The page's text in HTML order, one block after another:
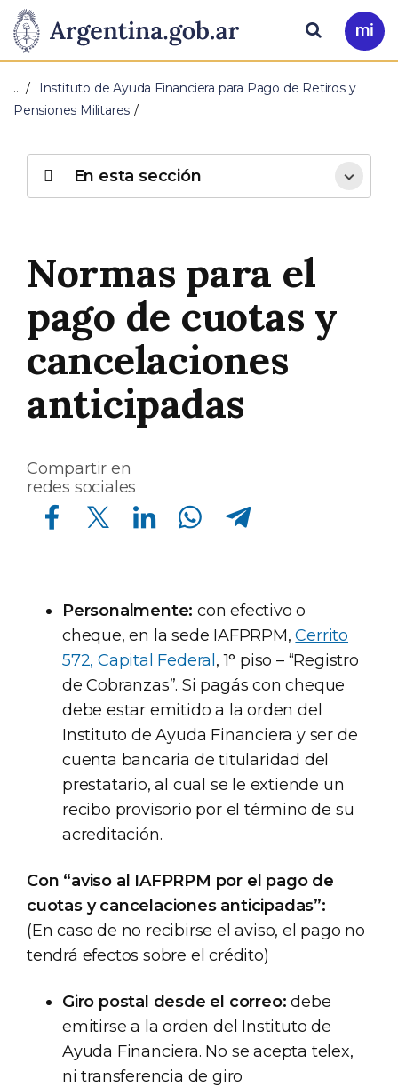
Presidencia
de
la
Nación
Pasar al contenido principal
Ir
a
Buscar
…
Instituto de Ayuda Financiera para Pago de Retiros y
Pensiones Militares
Normas para el
pago de cuotas y
cancelaciones
anticipadas
Compartir en
redes sociales
Compartir en Facebook Compartir en Twitter Compartir en Linkedin Compartir en Whatsapp Compartir en Telegram
Personalmente: con efectivo o
cheque, en la sede IAFPRPM,Cerrito
572, Capital Federal , 1° piso – “Registro
de Cobranzas”. Si pagás con cheque
debe estar emitido a la orden del
Instituto de Ayuda Financiera y ser de
cuenta bancaria de titularidad del
prestatario, al cual se le extiende un
recibo provisorio por el término de su
acreditación.
Con “aviso al IAFPRPM por el pago de
cuotas y cancelaciones anticipadas”:
(En caso de no recibirse el aviso, el pago no
tendrá efectos sobre el crédito)
Giro postal desde el correo: debe
emitirse a la orden del Instituto de
Ayuda Financiera. No se acepta telex,
ni transferencia de giro
En esta sección